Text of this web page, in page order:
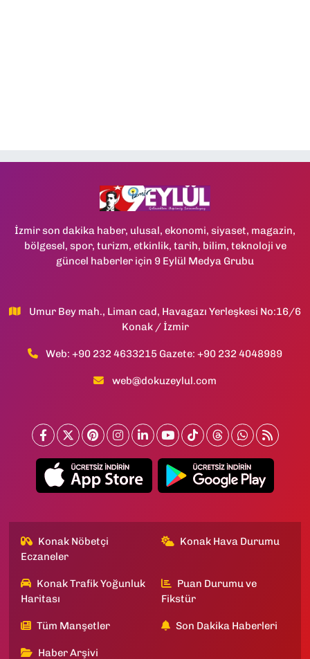
İzmir son dakika haber, ulusal, ekonomi, siyaset, magazin,
bölgesel, spor, turizm, etkinlik, tarih, bilim, teknoloji ve
güncel haberler için 9 Eylül Medya Grubu
Umur Bey mah., Liman cad, Havagazı Yerleşkesi No:16/6
Konak / İzmir
Web: +90 232 4633215 Gazete: +90 232 4048989
web@dokuzeylul.com
Konak Nöbetçi
Eczaneler
Konak Hava Durumu
Konak Trafik Yoğunluk
Haritası
Puan Durumu ve
Fikstür
Tüm Manşetler Son Dakika Haberleri
Haber Arşivi